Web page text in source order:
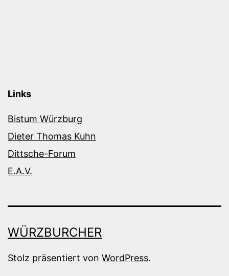
Links
Bistum Würzburg
Dieter Thomas Kuhn
Dittsche-Forum
E.A.V.
WÜRZBURCHER
Stolz präsentiert von WordPress.